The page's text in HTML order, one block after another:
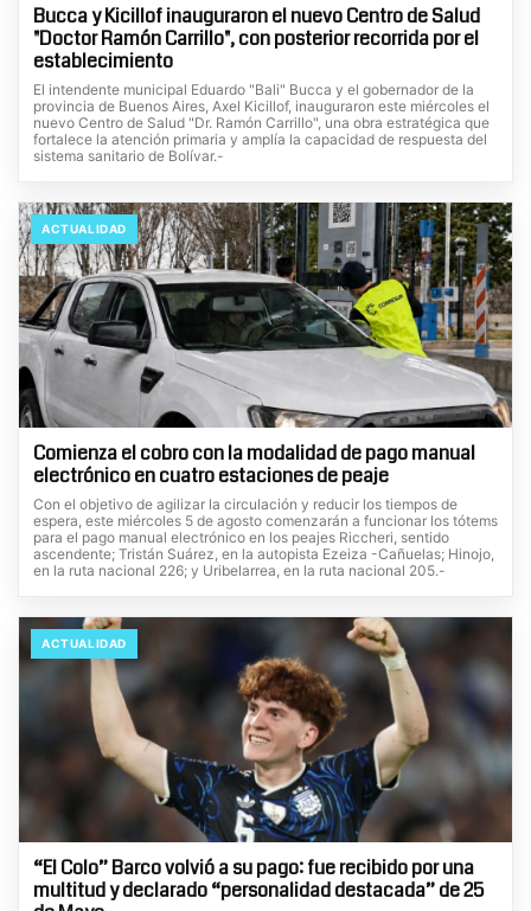
Bucca y Kicillof inauguraron el nuevo Centro de Salud
"Doctor Ramón Carrillo", con posterior recorrida por el
establecimiento
El intendente municipal Eduardo "Bali" Bucca y el gobernador de la
provincia de Buenos Aires, Axel Kicillof, inauguraron este miércoles el
nuevo Centro de Salud "Dr. Ramón Carrillo", una obra estratégica que
fortalece la atención primaria y amplía la capacidad de respuesta del
sistema sanitario de Bolívar.-
ACTUALIDAD
Comienza el cobro con la modalidad de pago manual
electrónico en cuatro estaciones de peaje
Con el objetivo de agilizar la circulación y reducir los tiempos de
espera, este miércoles 5 de agosto comenzarán a funcionar los tótems
para el pago manual electrónico en los peajes Riccheri, sentido
ascendente; Tristán Suárez, en la autopista Ezeiza -Cañuelas; Hinojo,
en la ruta nacional 226; y Uribelarrea, en la ruta nacional 205.-
ACTUALIDAD
“El Colo” Barco volvió a su pago: fue recibido por una
multitud y declarado “personalidad destacada” de 25